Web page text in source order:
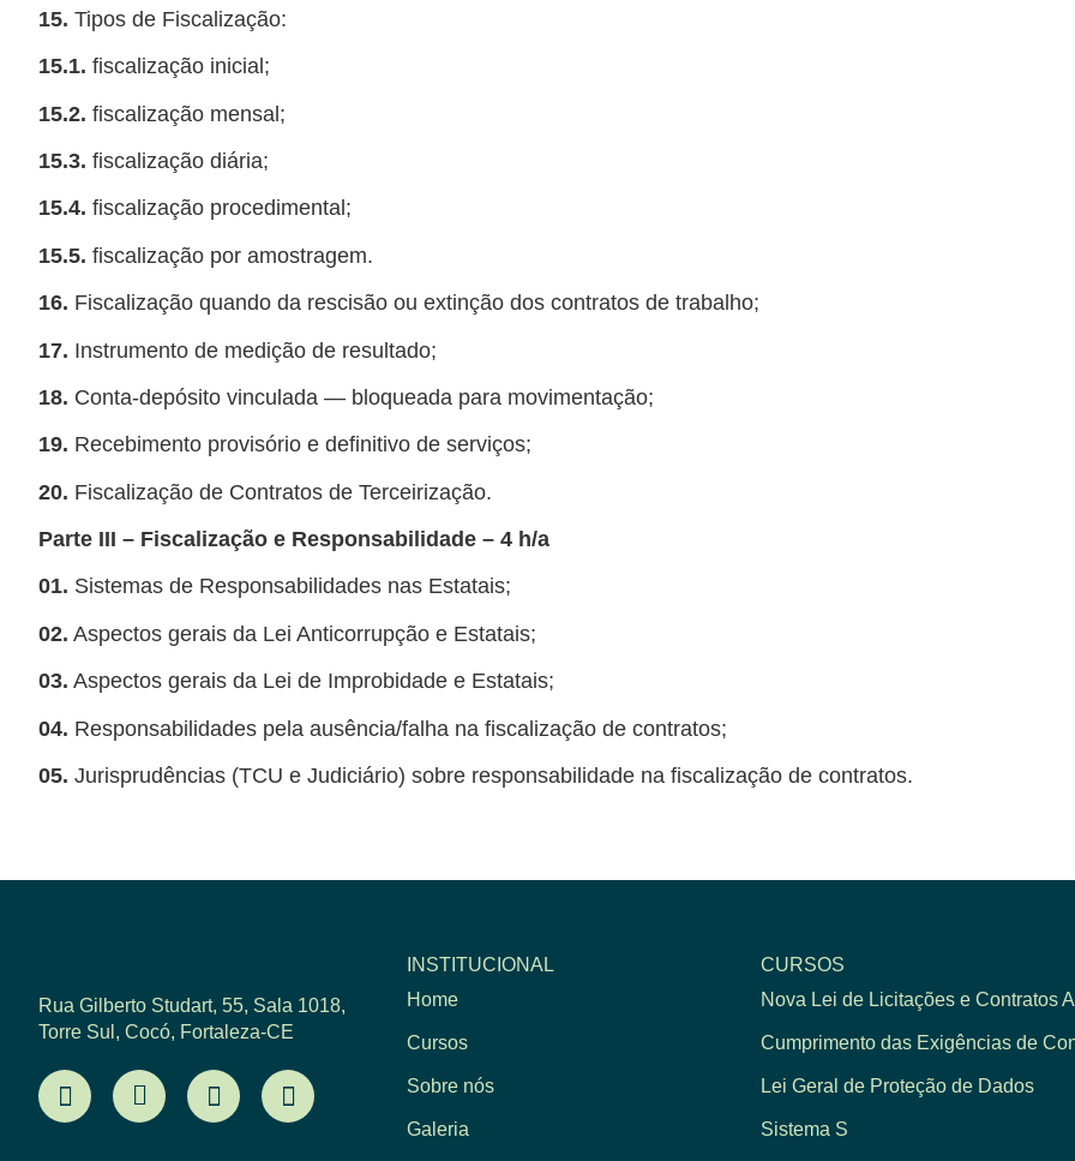
15. Tipos de Fiscalização:
15.1. fiscalização inicial;
15.2. fiscalização mensal;
15.3. fiscalização diária;
15.4. fiscalização procedimental;
15.5. fiscalização por amostragem.
16. Fiscalização quando da rescisão ou extinção dos contratos de trabalho;
17. Instrumento de medição de resultado;
18. Conta-depósito vinculada ― bloqueada para movimentação;
19. Recebimento provisório e definitivo de serviços;
20. Fiscalização de Contratos de Terceirização.
Parte III – Fiscalização e Responsabilidade – 4 h/a
01. Sistemas de Responsabilidades nas Estatais;
02. Aspectos gerais da Lei Anticorrupção e Estatais;
03. Aspectos gerais da Lei de Improbidade e Estatais;
04. Responsabilidades pela ausência/falha na fiscalização de contratos;
05. Jurisprudências (TCU e Judiciário) sobre responsabilidade na fiscalização de contratos.
Rua Gilberto Studart, 55, Sala 1018,
Torre Sul, Cocó, Fortaleza-CE
INSTITUCIONAL
Home
Cursos
Sobre nós
Galeria
CURSOS
Nova Lei de Licitações e Contratos
Cumprimento das Exigências de
Lei Geral de Proteção de Dados
Sistema S